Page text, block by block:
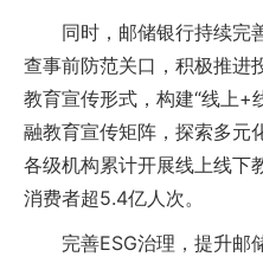
同时，邮储银行持续完
查事前防范关口，积极推进
教育宣传形式，构建“线上+
融教育宣传矩阵，探索多元
各级机构累计开展线上线下
消费者超5.4亿人次。
完善ESG治理，提升邮